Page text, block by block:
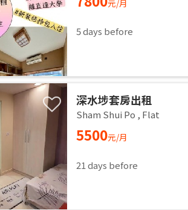
元/月
5 days before
深水埗套房出租
Sham Shui Po , Flat
5500元/月
21 days before